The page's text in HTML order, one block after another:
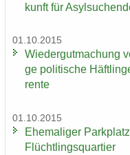
kunft für
01.10.2015
Wie­der­gut­ma­chung
ge po­li­ti­sche
ren­te
01.10.2015
Ehe­ma­li­ger
Flücht­lings­quar­tier